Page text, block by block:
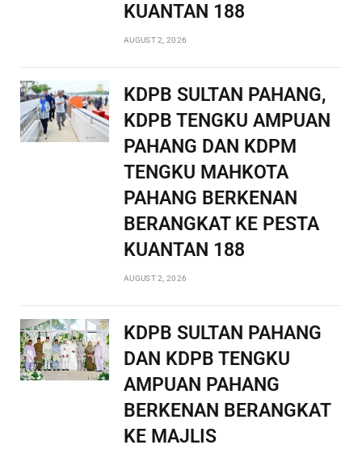
KUANTAN 188
AUGUST 2, 2026
KDPB SULTAN PAHANG,
KDPB TENGKU AMPUAN
PAHANG DAN KDPM
TENGKU MAHKOTA
PAHANG BERKENAN
BERANGKAT KE PESTA
KUANTAN 188
AUGUST 2, 2026
KDPB SULTAN PAHANG
DAN KDPB TENGKU
AMPUAN PAHANG
BERKENAN BERANGKAT
KE MAJLIS